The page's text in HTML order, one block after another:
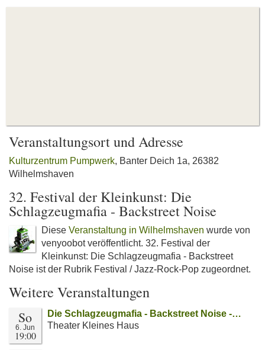
Veranstaltungsort und Adresse
Kulturzentrum Pumpwerk, Banter Deich 1a, 26382
Wilhelmshaven
32. Festival der Kleinkunst: Die
Schlagzeugmafia - Backstreet Noise
Diese Veranstaltung in Wilhelmshaven wurde von
venyoobot veröffentlicht. 32. Festival der
Kleinkunst: Die Schlagzeugmafia - Backstreet
Noise ist der Rubrik Festival / Jazz-Rock-Pop zugeordnet.
Weitere Veranstaltungen
So
6. Jun
19:00
Die Schlagzeugmafia - Backstreet Noise -…
Theater Kleines Haus